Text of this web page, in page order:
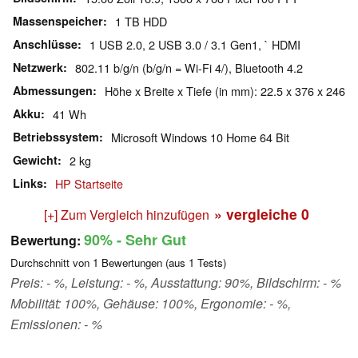
Massenspeicher 1 TB HDD
Anschlüsse 1 USB 2.0, 2 USB 3.0 / 3.1 Gen1, ` HDMI
Netzwerk 802.11 b/g/n (b/g/n = Wi-Fi 4/), Bluetooth 4.2
Abmessungen Höhe x Breite x Tiefe (in mm): 22.5 x 376 x 246
Akku 41 Wh
Betriebssystem Microsoft Windows 10 Home 64 Bit
Gewicht 2 kg
Links HP Startseite
[+] Zum Vergleich hinzufügen » vergleiche 0
Bewertung: 90%- Sehr Gut
Durchschnitt von 1 Bewertungen (aus 1 Tests)
Preis: - %, Leistung: - %, Ausstattung: 90%, Bildschirm: - %
Mobilität: 100%, Gehäuse: 100%, Ergonomie: - %,
Emissionen: - %